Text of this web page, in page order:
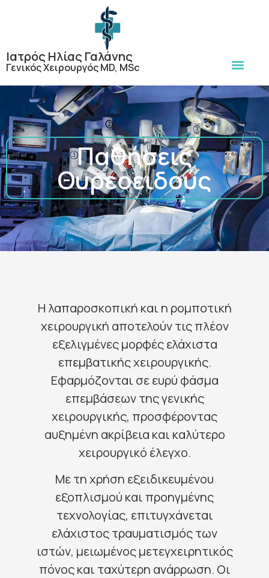
Ιατρός Ηλίας Γαλάνης
Γενικός Χειρουργός MD, MSc
Παθήσεις
Θυρεοειδούς
Η λαπαροσκοπική και η ρομποτική
χειρουργική αποτελούν τις πλέον
εξελιγμένες μορφές ελάχιστα
επεμβατικής χειρουργικής.
Εφαρμόζονται σε ευρύ φάσμα
επεμβάσεων της γενικής
χειρουργικής, προσφέροντας
αυξημένη ακρίβεια και καλύτερο
χειρουργικό έλεγχο.
Με τη χρήση εξειδικευμένου
εξοπλισμού και προηγμένης
τεχνολογίας, επιτυγχάνεται
ελάχιστος τραυματισμός των
ιστών, μειωμένος μετεγχειρητικός
πόνος και ταχύτερη ανάρρωση. Οι